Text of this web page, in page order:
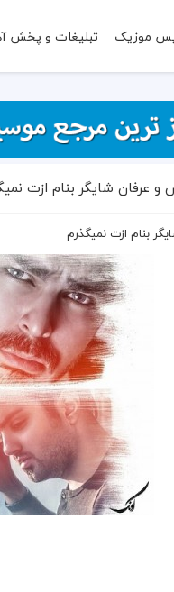
موزیک تبلیغات و پخش
و عرفان شایگر بنام ازت
بنام ازت نمیگذرم